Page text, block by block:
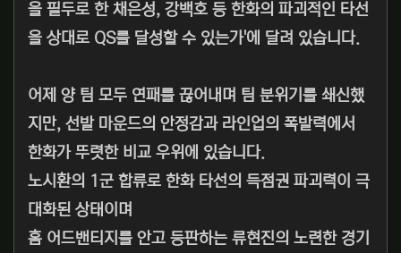
을 필두로 한 채은성, 강백호 등 한화의 파괴적인 타선
을 상대로 QS를 달성할 수 있는가'에 달려 있습니다.
어제 양 팀 모두 연패를 끊어내며 팀 분위기를 쇄신했
지만, 선발 마운드의 안정감과 라인업의 폭발력에서
한화가 뚜렷한 비교 우위에 있습니다.
노시환의 1군 합류로 한화 타선의 득점권 파괴력이 극
대화된 상태이며
홈 어드밴티지를 안고 등판하는 류현진의 노련한 경기